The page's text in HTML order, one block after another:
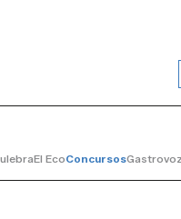
El EcoConcursosGastrovoz